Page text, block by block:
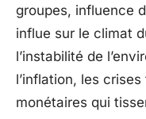
groupes, influence
influe sur le climat
l’instabilité de
l’inflation, les
monétaires qui